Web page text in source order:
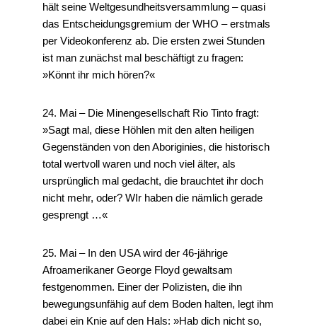
hält seine Weltgesundheitsversammlung – quasi
das Entscheidungsgremium der WHO – erstmals
per Videokonferenz ab. Die ersten zwei Stunden
ist man zunächst mal beschäftigt zu fragen:
»Könnt ihr mich hören?«
24. Mai – Die Minengesellschaft Rio Tinto fragt:
»Sagt mal, diese Höhlen mit den alten heiligen
Gegenständen von den Aboriginies, die historisch
total wertvoll waren und noch viel älter, als
ursprünglich mal gedacht, die brauchtet ihr doch
nicht mehr, oder? WIr haben die nämlich gerade
gesprengt …«
25. Mai – In den USA wird der 46-jährige
Afroamerikaner George Floyd gewaltsam
festgenommen. Einer der Polizisten, die ihn
bewegungsunfähig auf dem Boden halten, legt ihm
dabei ein Knie auf den Hals: »Hab dich nicht so,